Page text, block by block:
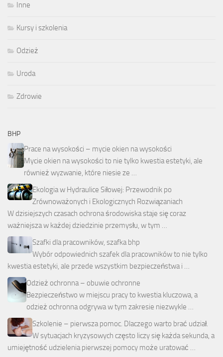
Inne
Kursy i szkolenia
Odzież
Uroda
Zdrowie
BHP
Prace na wysokości – mycie okien na wysokości
Mycie okien na wysokości to nie tylko kwestia estetyki, ale
również wyzwanie, które niesie ze …
Ekologia w Hydraulice Siłowej: Przewodnik po
Zrównoważonych i Ekologicznych Rozwiązaniach
W dzisiejszych czasach ochrona środowiska staje się coraz
ważniejsza w każdej dziedzinie przemysłu, w tym …
Szafki dla pracowników, szafka bhp
Wybór odpowiednich szafek dla pracowników to nie tylko
kwestia estetyki, ale przede wszystkim bezpieczeństwa i …
Odzież ochronna – obuwie ochronne
Bezpieczeństwo w miejscu pracy to kwestia kluczowa, a
odzież ochronna odgrywa w tym zakresie niezwykle …
Szkolenie – pierwsza pomoc. Dlaczego warto brać udział.
W sytuacjach kryzysowych często liczy się każda sekunda, a
umiejętność udzielenia pierwszej pomocy może uratować …